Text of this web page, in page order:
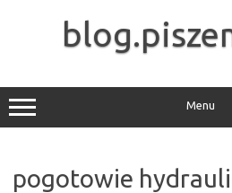
Menu
pogotowie